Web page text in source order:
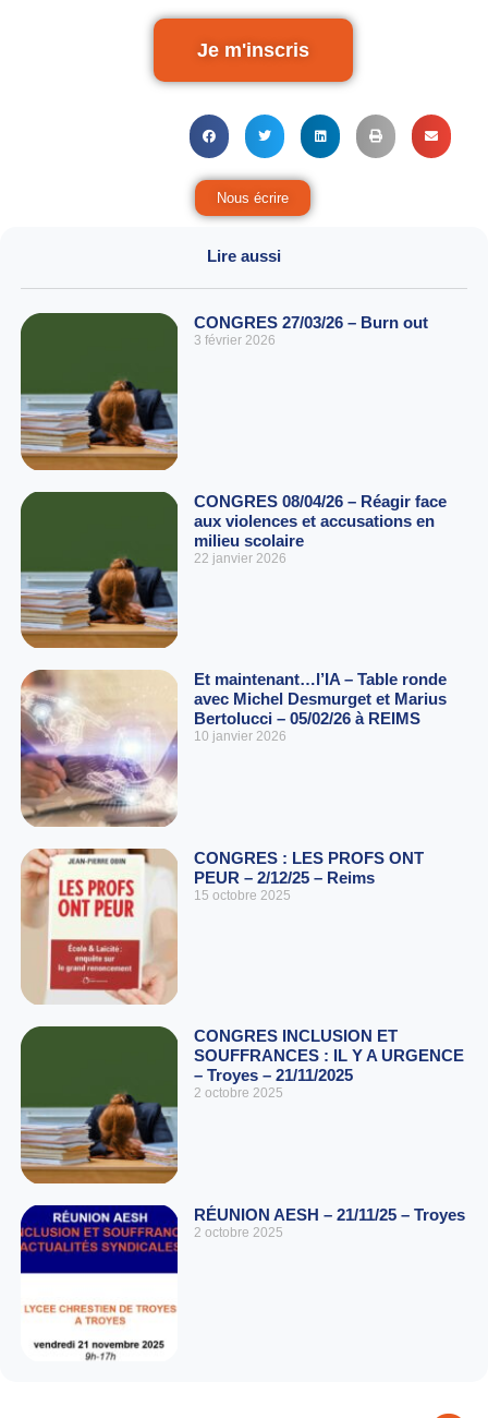
Je m'inscris
Nous écrire
Lire aussi
CONGRES 27/03/26 – Burn out
3 février 2026
CONGRES 08/04/26 – Réagir face
aux violences et accusations en
milieu scolaire
22 janvier 2026
Et maintenant…l’IA – Table ronde
avec Michel Desmurget et Marius
Bertolucci – 05/02/26 à REIMS
10 janvier 2026
CONGRES : LES PROFS ONT
PEUR – 2/12/25 – Reims
15 octobre 2025
CONGRES INCLUSION ET
SOUFFRANCES : IL Y A URGENCE
– Troyes – 21/11/2025
2 octobre 2025
RÉUNION AESH – 21/11/25 – Troyes
2 octobre 2025